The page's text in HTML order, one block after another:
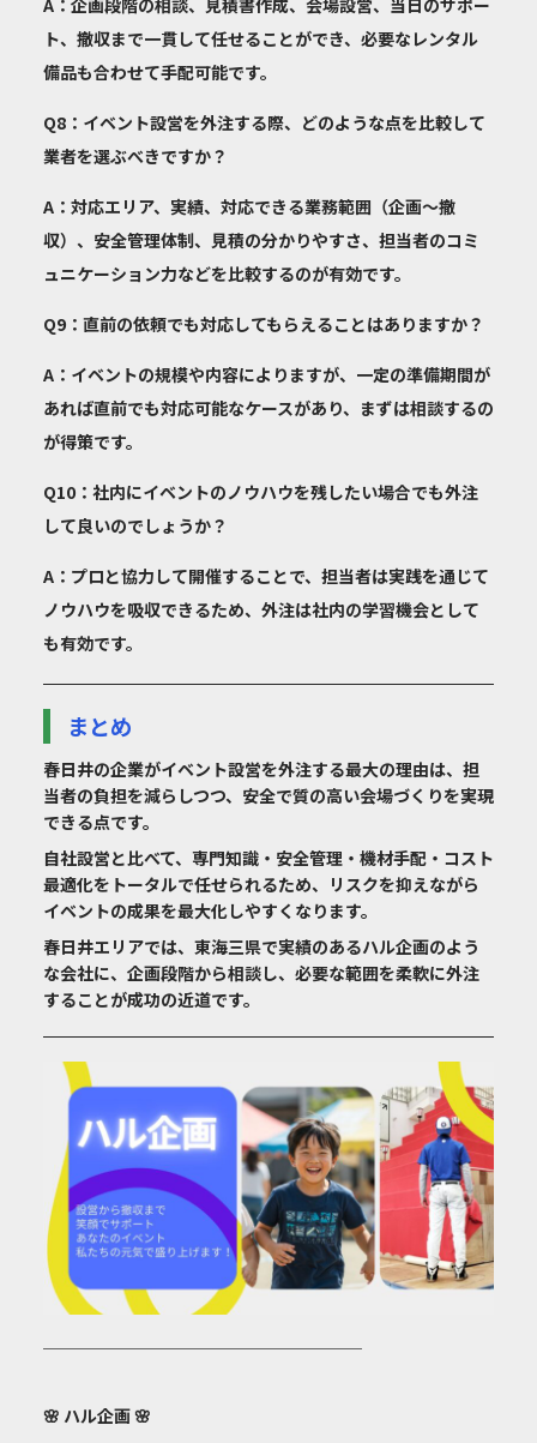
ト、撤収まで一貫して任せることができ、必要なレンタル
備品も合わせて手配可能です。
Q8：イベント設営を外注する際、どのような点を比較して
業者を選ぶべきですか？
A：対応エリア、実績、対応できる業務範囲（企画〜撤
収）、安全管理体制、見積の分かりやすさ、担当者のコミ
ュニケーション力などを比較するのが有効です。
Q9：直前の依頼でも対応してもらえることはありますか？
A：イベントの規模や内容によりますが、一定の準備期間が
あれば直前でも対応可能なケースがあり、まずは相談するの
が得策です。
Q10：社内にイベントのノウハウを残したい場合でも外注
して良いのでしょうか？
A：プロと協力して開催することで、担当者は実践を通じて
ノウハウを吸収できるため、外注は社内の学習機会として
も有効です。
まとめ
春日井の企業がイベント設営を外注する最大の理由は、担
当者の負担を減らしつつ、安全で質の高い会場づくりを実現
できる点です。
自社設営と比べて、専門知識・安全管理・機材手配・コスト
最適化をトータルで任せられるため、リスクを抑えながら
イベントの成果を最大化しやすくなります。
春日井エリアでは、東海三県で実績のあるハル企画のよう
な会社に、企画段階から相談し、必要な範囲を柔軟に外注
することが成功の近道です。
───────────────────
🌸 ハル企画🌸